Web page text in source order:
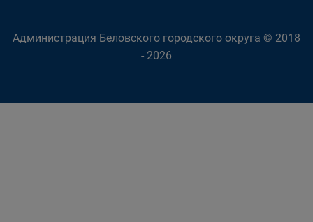
Администрация Беловского городского округа © 2018
- 2026